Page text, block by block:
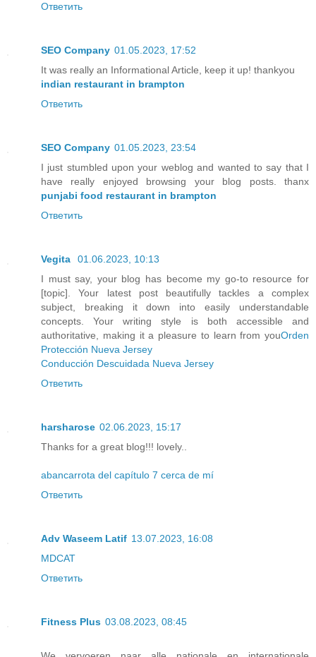
Ответить
SEO Company 01.05.2023, 17:52
It was really an Informational Article, keep it up! thankyou
indian restaurant in brampton
Ответить
SEO Company 01.05.2023, 23:54
I just stumbled upon your weblog and wanted to say that I
have really enjoyed browsing your blog posts. thanx
punjabi food restaurant in brampton
Ответить
Vegita
01.06.2023, 10:13
I must say, your blog has become my go-to resource for
[topic]. Your latest post beautifully tackles a complex
subject, breaking it down into easily understandable
concepts. Your writing style is both accessible and
authoritative, making it a pleasure to learn from youOrden
Protección Nueva Jersey
Conducción Descuidada Nueva Jersey
Ответить
harsharose 02.06.2023, 15:17
Thanks for a great blog!!! lovely..
abancarrota del capítulo 7 cerca de mí
Ответить
Adv Waseem Latif 13.07.2023, 16:08
MDCAT
Ответить
Fitness Plus 03.08.2023, 08:45